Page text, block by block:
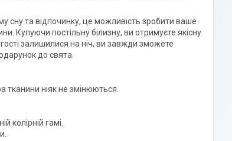
сну та відпочинку, це можливість зробити ваше
Купуючи постільну білизну, ви отримуєте якісну
залишилися на ніч, ви завжди зможете
до свята.
тканини ніяк не змінюються.
колірній гамі.